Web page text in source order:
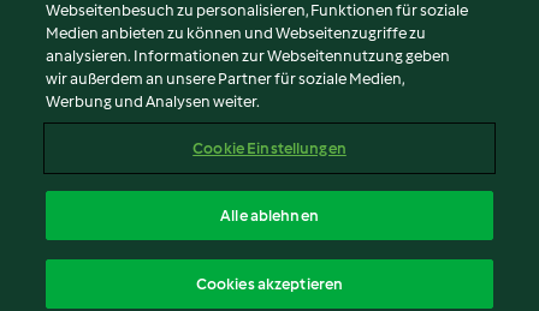
Datenschutzrichtlinien
Disclaimer
Impressum
Cookies
Abo kündigen
Erklärung zur Barrierefreiheit
Webseitenbesuch zu personalisieren, Funktionen für soziale
Medien anbieten zu können und Webseitenzugriffe zu
analysieren. Informationen zur Webseitennutzung geben
wir außerdem an unsere Partner für soziale Medien,
Werbung und Analysen weiter.
Cookie Einstellungen
Alle ablehnen
Cookies akzeptieren